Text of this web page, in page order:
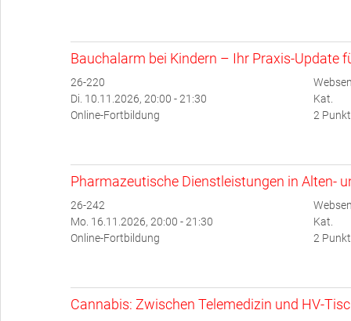
Bauchalarm bei Kindern – Ihr Praxis-Update
26-220
Di. 10.11.2026, 20:00 - 21:30
Online-Fortbildung
Kat.
2
Pharmazeutische Dienstleistungen in Alten-
26-242
Mo. 16.11.2026, 20:00 - 21:30
Online-Fortbildung
Kat.
2
Cannabis: Zwischen Telemedizin und HV-